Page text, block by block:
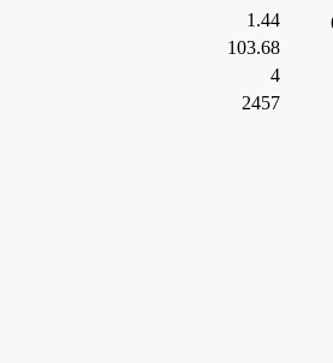
1.44
103.68
2457